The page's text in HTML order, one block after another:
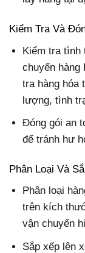
Kiểm Tra Và
Kiểm tra tình
chuyển hàng
tra hàng hóa
lượng, tình
Đóng gói an
để tránh hư
Phân Loại Và
Phân loại
trên kích
vận chuyển
Sắp xếp lên